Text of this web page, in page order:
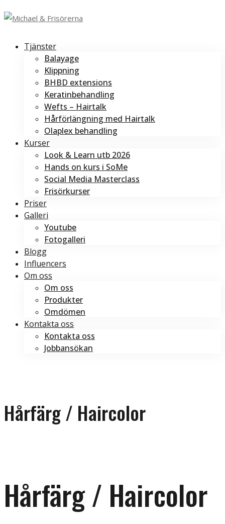
Tjänster
Balayage
Klippning
BHBD extensions
Keratinbehandling
Wefts – Hairtalk
Hårförlängning med Hairtalk
Olaplex behandling
Kurser
Look & Learn utb 2026
Hands on kurs i SoMe
Social Media Masterclass
Frisörkurser
Priser
Galleri
Youtube
Fotogalleri
Blogg
Influencers
Om oss
Om oss
Produkter
Omdömen
Kontakta oss
Kontakta oss
Jobbansökan
Hårfärg / Haircolor
Hårfärg / Haircolor